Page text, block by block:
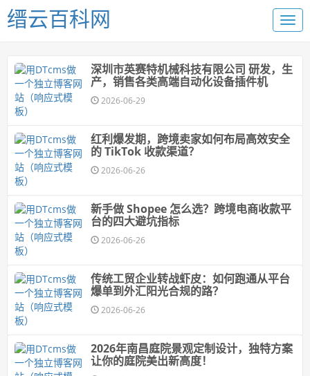
缙云百科网
深圳市英赛特机械科技有限公司 研发，生
产，销售各类高端自动化设备插件机
2026-06-29
红利爆发期，跨境卖家如何布局高效安全
的 TikTok 收款渠道？
2026-06-26
新手做 Shopee 怎么选？跨境电商收款平
台的四大避坑指标
2026-06-26
传统工贸企业转战虾皮：如何跑通从平台
爆单到外汇阳光合规的路？
2026-06-26
2026年南昌庭院景观定制设计，独特方案
让你的庭院美出新高度！